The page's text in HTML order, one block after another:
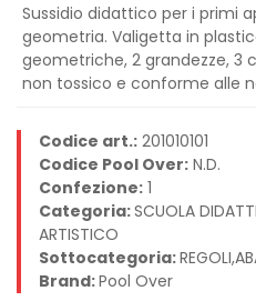
Sussidio didattico per i primi
geometria. Valigetta in
geometriche, 2 grandezze, 3
non tossico e conforme alle
Codice art.: 201010101
Codice Pool Over: N.D.
Confezione: 1
Categoria:SCUOLA
ARTISTICO
Sottocategoria:
Brand:Pool Over